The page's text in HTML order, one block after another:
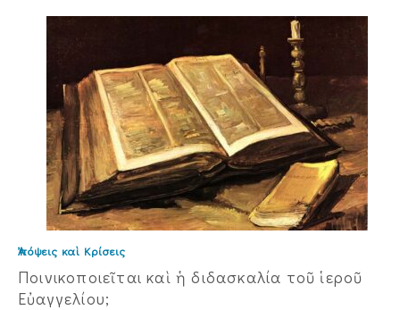
Ἀπόψεις καὶ Κρίσεις
Ποινικοποιεῖται καὶ ἡ διδασκαλία τοῦ ἱεροῦ
Εὐαγγελίου;